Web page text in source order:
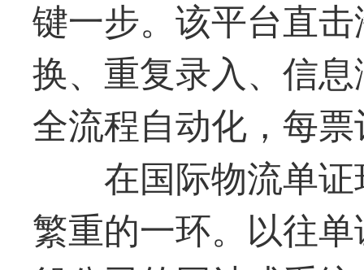
键一步。该平台直
换、重复录入、信
全流程自动化，每
在国际物流单
繁重的一环。以往